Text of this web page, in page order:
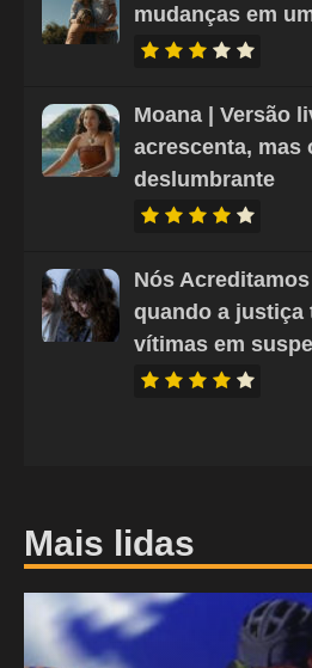
mudanças em
Moana | Versão
acrescenta, mas
deslumbrante
Nós
quando a justiça
vítimas em
Mais lidas